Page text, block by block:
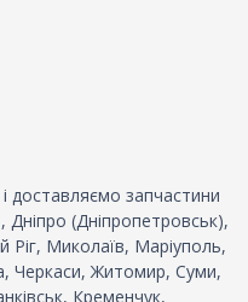
доставляємо запчастини
Дніпро (Дніпропетровськ),
Ріг, Миколаїв, Маріуполь,
Черкаси, Житомир, Суми,
Кременчук,